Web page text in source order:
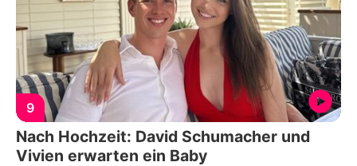
9
Nach Hochzeit: David Schumacher und
Vivien erwarten ein Baby